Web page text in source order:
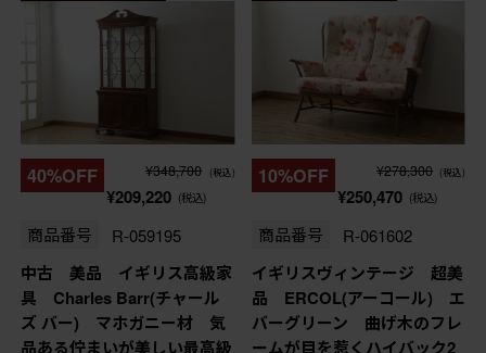
40%OFF ¥348,700 (税込)
¥209,220 (税込)
商品番号 R-059195
中古 美品 イギリス高級家
具 Charles Barr(チャール
ズ バー) マホガニー材 気
品ある佇まいが美しい最高級
10%OFF ¥278,300 (税込)
¥250,470 (税込)
商品番号 R-061602
イギリスヴィンテージ 超美
品 ERCOL(アーコール) エ
バーグリーン 曲げ木のフレ
ームが目を惹くハイバック2